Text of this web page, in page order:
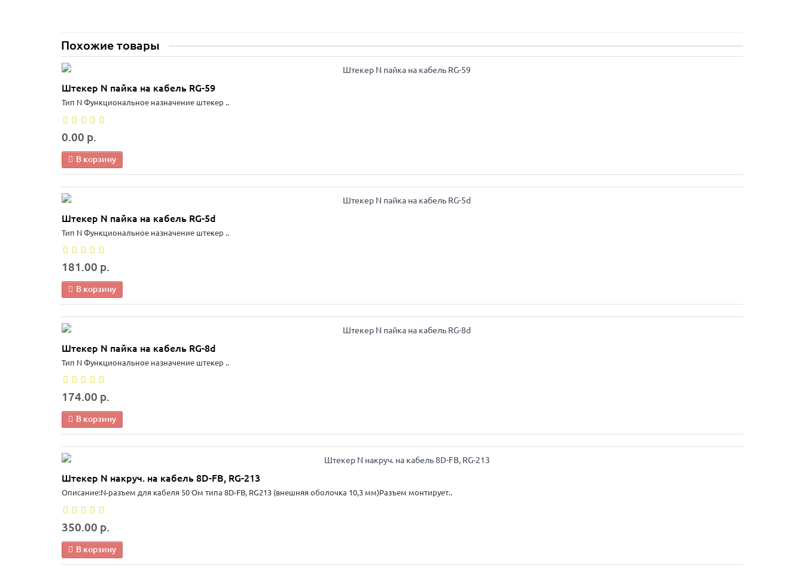
Похожие товары
Штекер N пайка на кабель RG-59
Тип N Функциональное назначение штекер ..
0.00 р.
В корзину
Штекер N пайка на кабель RG-5d
Тип N Функциональное назначение штекер ..
181.00 р.
В корзину
Штекер N пайка на кабель RG-8d
Тип N Функциональное назначение штекер ..
174.00 р.
В корзину
Штекер N накруч. на кабель 8D-FB, RG-213
Описание:N-разъем для кабеля 50 Ом типа 8D-FB, RG213 (внешняя оболочка 10,3 мм)Разъем монтирует..
350.00 р.
В корзину